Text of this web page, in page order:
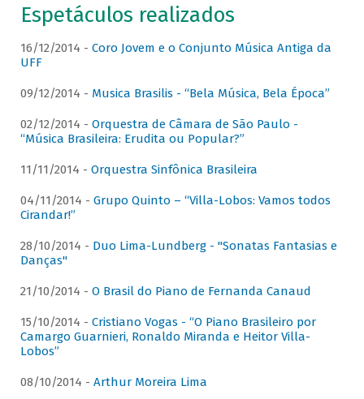
Espetáculos realizados
16/12/2014 - Coro Jovem e o Conjunto Música Antiga da
UFF
09/12/2014 - Musica Brasilis - “Bela Música, Bela Época”
02/12/2014 - Orquestra de Câmara de São Paulo -
“Música Brasileira: Erudita ou Popular?”
11/11/2014 - Orquestra Sinfônica Brasileira
04/11/2014 - Grupo Quinto – “Villa-Lobos: Vamos todos
Cirandar!”
28/10/2014 - Duo Lima-Lundberg - "Sonatas Fantasias e
Danças"
21/10/2014 - O Brasil do Piano de Fernanda Canaud
15/10/2014 - Cristiano Vogas - “O Piano Brasileiro por
Camargo Guarnieri, Ronaldo Miranda e Heitor Villa-
Lobos”
08/10/2014 - Arthur Moreira Lima